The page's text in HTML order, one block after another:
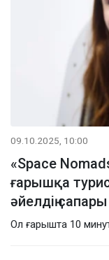
09.10.2025, 10:00
«Space
ғарышқа
әйелдің
Ол ғарышта 10